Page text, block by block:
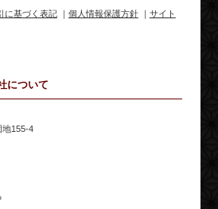
に基づく表記｜ 個人情報保護方針｜ サイト
について
地155-4